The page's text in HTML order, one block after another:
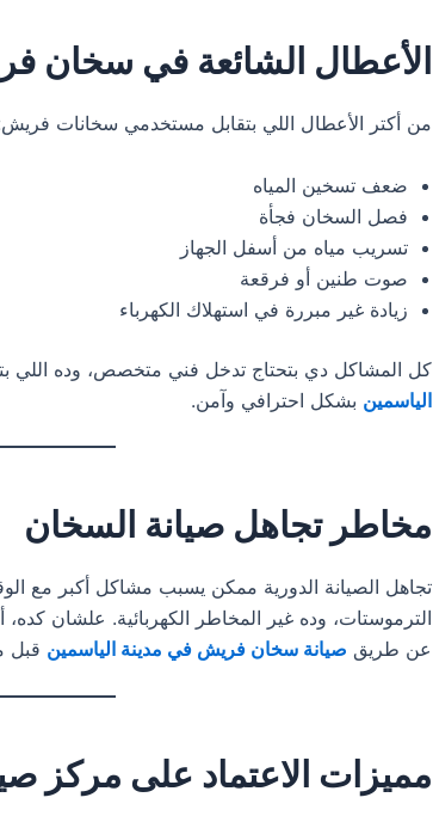
الأعطال الشائعة في سخان
من أكتر الأعطال اللي بتقابل مستخدمي سخانات
ضعف تسخين المياه
فصل السخان فجأة
تسريب مياه من أسفل الجهاز
صوت طنين أو فرقعة
زيادة غير مبررة في استهلاك الكهرباء
كل المشاكل دي بتحتاج تدخل فني متخصص، وده اللي
الياسمين بشكل احترافي وآمن.
مخاطر تجاهل صيانة السخان
تجاهل الصيانة الدورية ممكن يسبب مشاكل أكبر مع
الترموستات، وده غير المخاطر الكهربائية. علشان
عن طريق صيانة سخان فريش في مدينة الياسمين قبل
مميزات الاعتماد على مركز